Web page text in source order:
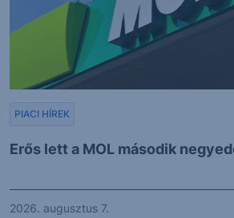
Erős lett a MOL második
PIACI HÍREK
2026. augusztus 7.